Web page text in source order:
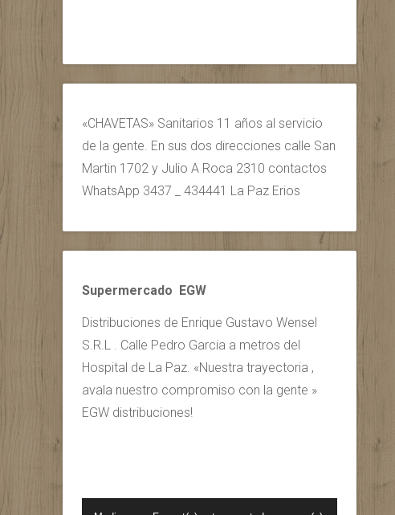
«CHAVETAS» Sanitarios 11 años al servicio
de la gente. En sus dos direcciones calle San
Martin 1702 y Julio A Roca 2310 contactos
WhatsApp 3437 _ 434441 La Paz Erios
Supermercado EGW
Distribuciones de Enrique Gustavo Wensel
S.R.L . Calle Pedro Garcia a metros del
Hospital de La Paz. «Nuestra trayectoria ,
avala nuestro compromiso con la gente »
EGW distribuciones!